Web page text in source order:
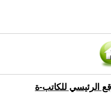
الرئيسي للكاتب-ة